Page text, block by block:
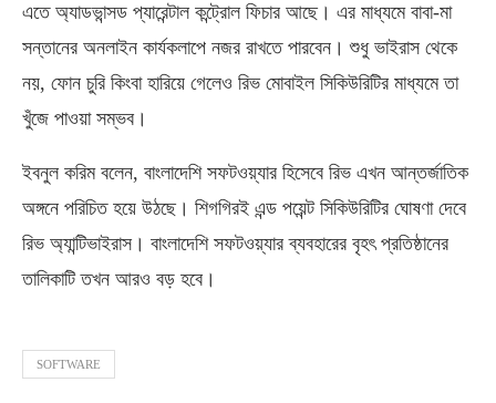
এতে অ্যাডভান্সড প্যারেন্টাল কন্ট্রোল ফিচার আছে। এর মাধ্যমে বাবা-মা
সন্তানের অনলাইন কার্যকলাপে নজর রাখতে পারবেন। শুধু ভাইরাস থেকে
নয়, ফোন চুরি কিংবা হারিয়ে গেলেও রিভ মোবাইল সিকিউরিটির মাধ্যমে তা
খুঁজে পাওয়া সম্ভব।
ইবনুল করিম বলেন, বাংলাদেশি সফটওয়্যার হিসেবে রিভ এখন আন্তর্জাতিক
অঙ্গনে পরিচিত হয়ে উঠছে। শিগগিরই এন্ড পয়েন্ট সিকিউরিটির ঘোষণা দেবে
রিভ অ্যান্টিভাইরাস। বাংলাদেশি সফটওয়্যার ব্যবহারের বৃহৎ প্রতিষ্ঠানের
তালিকাটি তখন আরও বড় হবে।
SOFTWARE